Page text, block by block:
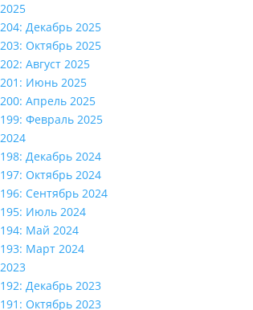
2025
204: Декабрь 2025
203: Октябрь 2025
202: Август 2025
201: Июнь 2025
200: Апрель 2025
199: Февраль 2025
2024
198: Декабрь 2024
197: Октябрь 2024
196: Сентябрь 2024
195: Июль 2024
194: Май 2024
193: Март 2024
2023
192: Декабрь 2023
191: Октябрь 2023